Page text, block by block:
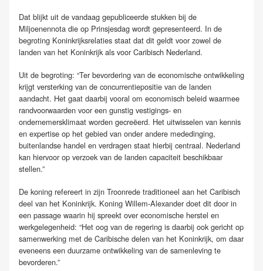
Dat blijkt uit de vandaag gepubliceerde stukken bij de
Miljoenennota die op Prinsjesdag wordt gepresenteerd. In de
begroting Koninkrijksrelaties staat dat dit geldt voor zowel de
landen van het Koninkrijk als voor Caribisch Nederland.
Uit de begroting: “Ter bevordering van de economische ontwikkeling
krijgt versterking van de concurrentiepositie van de landen
aandacht. Het gaat daarbij vooral om economisch beleid waarmee
randvoorwaarden voor een gunstig vestigings- en
ondernemersklimaat worden gecreëerd. Het uitwisselen van kennis
en expertise op het gebied van onder andere mededinging,
buitenlandse handel en verdragen staat hierbij centraal. Nederland
kan hiervoor op verzoek van de landen capaciteit beschikbaar
stellen.”
De koning refereert in zijn Troonrede traditioneel aan het Caribisch
deel van het Koninkrijk. Koning Willem-Alexander doet dit door in
een passage waarin hij spreekt over economische herstel en
werkgelegenheid: “Het oog van de regering is daarbij ook gericht op
samenwerking met de Caribische delen van het Koninkrijk, om daar
eveneens een duurzame ontwikkeling van de samenleving te
bevorderen.”